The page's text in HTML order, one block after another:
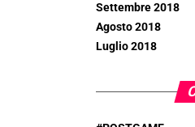
Settembre 2018
Agosto 2018
Luglio 2018